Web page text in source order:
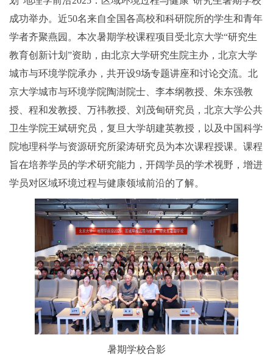
成功举办。近50名来自全国各高校和科研院所的学生和青年
学者齐聚燕园。本次暑期学校课程项目受北京大学“研究生
教育创新计划”资助，由北京大学研究生院主办，北京大学
城市与环境学院承办，共开设9场专题讲座和讨论交流。北
京大学城市与环境学院陶澍院士、李本纲教授、朱东强教
授、程和发教授、万祎教授、刘茂甸研究员，北京大学公共
卫生学院王斌研究员，复旦大学胡建英教授，以及中国科学
院地理科学与资源研究所梁涛研究员为本次课程授课。课程
旨在培养学员的学术研究能力，开阔学员的学术视野，增进
学员对区域环境过程与健康领域前沿的了解。
暑期学校合影